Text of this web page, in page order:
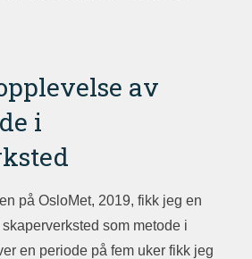
av
i
på OsloMet, 2019, fikk jeg en
som metode i
en periode på fem uker fikk jeg